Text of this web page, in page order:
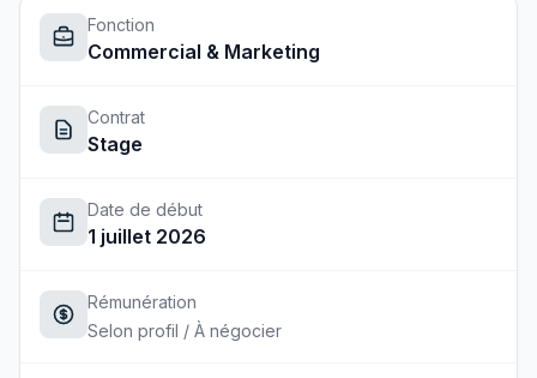
Fonction
Commercial & Marketing
Contrat
Stage
Date de début
1 juillet 2026
Rémunération
Selon profil / À négocier